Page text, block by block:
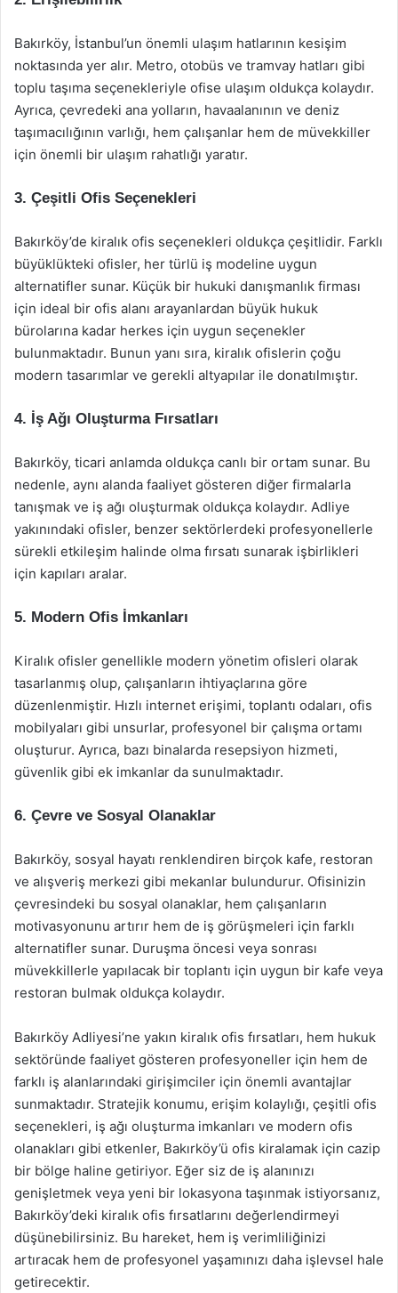
Bakırköy, İstanbul’un önemli ulaşım hatlarının kesişim
noktasında yer alır. Metro, otobüs ve tramvay hatları gibi
toplu taşıma seçenekleriyle ofise ulaşım oldukça kolaydır.
Ayrıca, çevredeki ana yolların, havaalanının ve deniz
taşımacılığının varlığı, hem çalışanlar hem de müvekkiller
için önemli bir ulaşım rahatlığı yaratır.
3. Çeşitli Ofis Seçenekleri
Bakırköy’de kiralık ofis seçenekleri oldukça çeşitlidir. Farklı
büyüklükteki ofisler, her türlü iş modeline uygun
alternatifler sunar. Küçük bir hukuki danışmanlık firması
için ideal bir ofis alanı arayanlardan büyük hukuk
bürolarına kadar herkes için uygun seçenekler
bulunmaktadır. Bunun yanı sıra, kiralık ofislerin çoğu
modern tasarımlar ve gerekli altyapılar ile donatılmıştır.
4. İş Ağı Oluşturma Fırsatları
Bakırköy, ticari anlamda oldukça canlı bir ortam sunar. Bu
nedenle, aynı alanda faaliyet gösteren diğer firmalarla
tanışmak ve iş ağı oluşturmak oldukça kolaydır. Adliye
yakınındaki ofisler, benzer sektörlerdeki profesyonellerle
sürekli etkileşim halinde olma fırsatı sunarak işbirlikleri
için kapıları aralar.
5. Modern Ofis İmkanları
Kiralık ofisler genellikle modern yönetim ofisleri olarak
tasarlanmış olup, çalışanların ihtiyaçlarına göre
düzenlenmiştir. Hızlı internet erişimi, toplantı odaları, ofis
mobilyaları gibi unsurlar, profesyonel bir çalışma ortamı
oluşturur. Ayrıca, bazı binalarda resepsiyon hizmeti,
güvenlik gibi ek imkanlar da sunulmaktadır.
6. Çevre ve Sosyal Olanaklar
Bakırköy, sosyal hayatı renklendiren birçok kafe, restoran
ve alışveriş merkezi gibi mekanlar bulundurur. Ofisinizin
çevresindeki bu sosyal olanaklar, hem çalışanların
motivasyonunu artırır hem de iş görüşmeleri için farklı
alternatifler sunar. Duruşma öncesi veya sonrası
müvekkillerle yapılacak bir toplantı için uygun bir kafe veya
restoran bulmak oldukça kolaydır.
Bakırköy Adliyesi’ne yakın kiralık ofis fırsatları, hem hukuk
sektöründe faaliyet gösteren profesyoneller için hem de
farklı iş alanlarındaki girişimciler için önemli avantajlar
sunmaktadır. Stratejik konumu, erişim kolaylığı, çeşitli ofis
seçenekleri, iş ağı oluşturma imkanları ve modern ofis
olanakları gibi etkenler, Bakırköy’ü ofis kiralamak için cazip
bir bölge haline getiriyor. Eğer siz de iş alanınızı
genişletmek veya yeni bir lokasyona taşınmak istiyorsanız,
Bakırköy’deki kiralık ofis fırsatlarını değerlendirmeyi
düşünebilirsiniz. Bu hareket, hem iş verimliliğinizi
artıracak hem de profesyonel yaşamınızı daha işlevsel hale
getirecektir.